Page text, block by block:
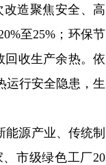
造聚焦安全、高
至25%；环保节
回收生产余热。依
运行安全隐患，生
源产业、传统制
市级绿色工厂20